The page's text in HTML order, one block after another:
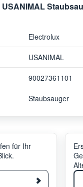
Electrolux
USANIMAL
90027361101
Staubsauger
für Ihr